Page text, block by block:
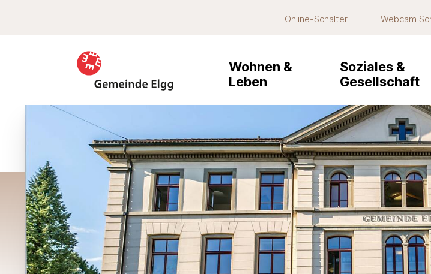
Online-Schalter Webcam
Hauptnavigation
Wohnen &
Leben
Soziales &
Gesellschaft